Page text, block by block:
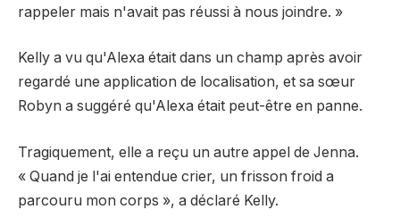
rappeler mais n'avait pas réussi à nous joindre. »
Kelly a vu qu'Alexa était dans un champ après avoir
regardé une application de localisation, et sa sœur
Robyn a suggéré qu'Alexa était peut-être en panne.
Tragiquement, elle a reçu un autre appel de Jenna.
« Quand je l'ai entendue crier, un frisson froid a
parcouru mon corps », a déclaré Kelly.